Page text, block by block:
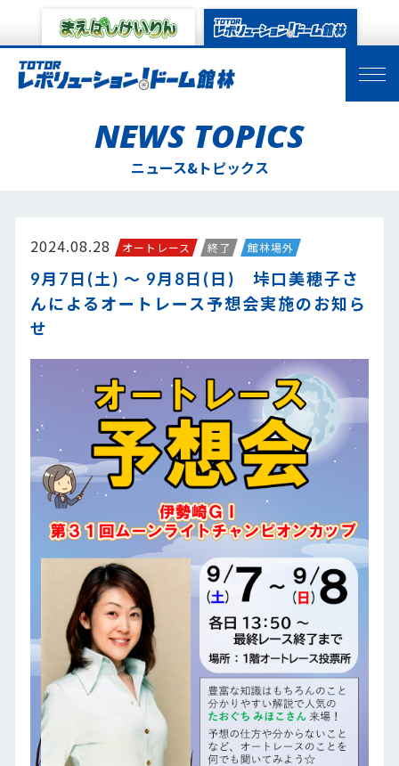
NEWS TOPICS
ニュース&トピックス
2024.08.28 オートレース 終了 館林場外
9月7日(土) ～ 9月8日(日) 垰口美穂子さ
んによるオートレース予想会実施のお知ら
せ